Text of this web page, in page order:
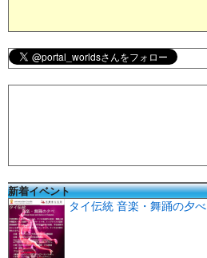
新着イベント
タイ伝統 音楽・舞踊の夕べ